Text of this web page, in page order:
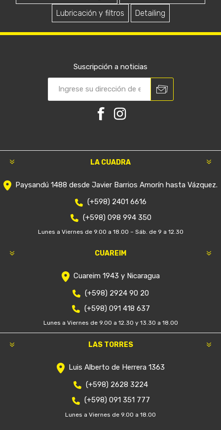
Lubricación y filtros
Detailing
Suscripción a noticias
LA CUADRA
Paysandú 1488 desde Javier Barrios Amorín hasta Vázquez.
(+598) 2401 6616
(+598) 098 994 350
Lunes a Viernes de 9.00 a 18.00 – Sáb. de 9 a 12.30
CUAREIM
Cuareim 1943 y Nicaragua
(+598) 2924 90 20
(+598) 091 418 637
Lunes a Viernes de 9.00 a 12.30 y 13.30 a 18.00
LAS TORRES
Luis Alberto de Herrera 1363
(+598) 2628 3224
(+598) 091 351 777
Lunes a Viernes de 9.00 a 18.00